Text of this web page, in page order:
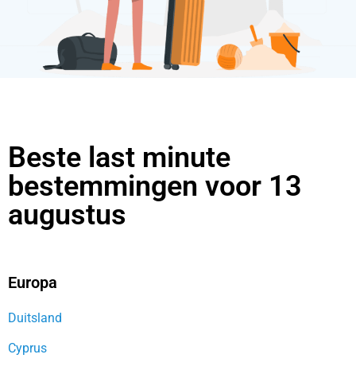
Beste last minute
bestemmingen voor 13
augustus
Europa
Duitsland
Cyprus